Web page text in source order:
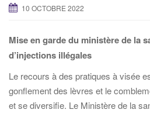
10 OCTOBRE 2022
Mise en garde du ministère de la
d’injections illégales
Le recours à des pratiques à visée
gonflement des lèvres et le
et se diversifie. Le Ministère de la